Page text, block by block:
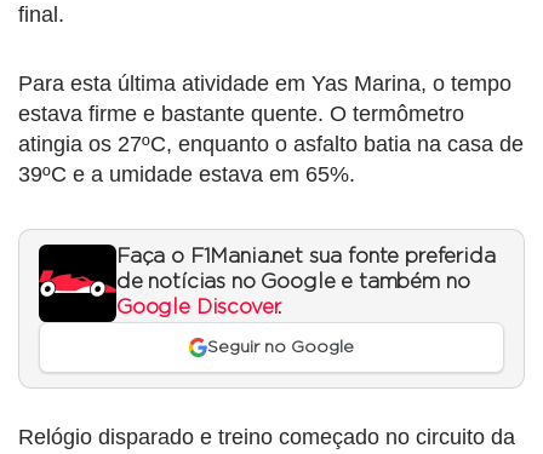
final.
Para esta última atividade em Yas Marina, o tempo
estava firme e bastante quente. O termômetro
atingia os 27ºC, enquanto o asfalto batia na casa de
39ºC e a umidade estava em 65%.
Faça o F1Mania.net sua fonte preferida
de notícias no Google e também no
Google Discover.
Seguir no Google
Relógio disparado e treino começado no circuito da